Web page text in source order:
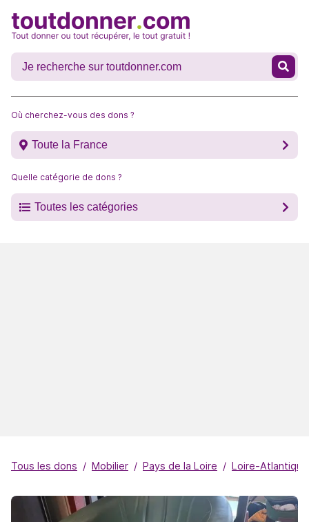
Où cherchez-vous des dons ?
Toute la France
Quelle catégorie de dons ?
Toutes les catégories
Tous les dons Mobilier Pays de la Loire Loire-Atlantique